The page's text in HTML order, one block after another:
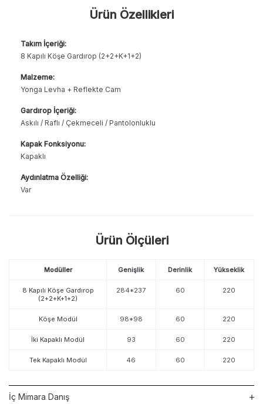
Ürün Özellikleri
Takım İçeriği:
8 Kapılı Köşe Gardırop (2+2+K+1+2)
Malzeme:
Yonga Levha + Reflekte Cam
Gardırop İçeriği:
Askılı / Raflı / Çekmeceli / Pantolonluklu
Kapak Fonksiyonu:
Kapaklı
Aydınlatma Özelliği:
Var
Ürün Ölçüleri
Modüller Genişlik Derinlik Yükseklik
8 Kapılı Köşe Gardırop
(2+2+K+1+2)
284*237 60 220
Köşe Modül 98*98 60 220
İki Kapaklı Modül 93 60 220
Tek Kapaklı Modül 46 60 220
İç Mimara Danış